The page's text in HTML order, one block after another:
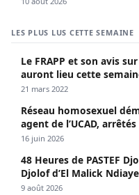
LES PLUS LUS CETTE SEMAINE
Le FRAPP et son avis
auront lieu cette
21 mars 2022
Réseau homosexuel
agent de l’UCAD,
propagé le VIH depuis
16 juin 2026
48 Heures de PASTEF
Djolof d’El Malick
apothéose
9 août 2026